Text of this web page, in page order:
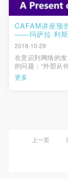
CAFAM讲座预
——玛萨拉·利
2018-10-29
在意识到网络的
的问题：“外部从
媒体艺术家，比
织的人们，我们
更多
上一页 1